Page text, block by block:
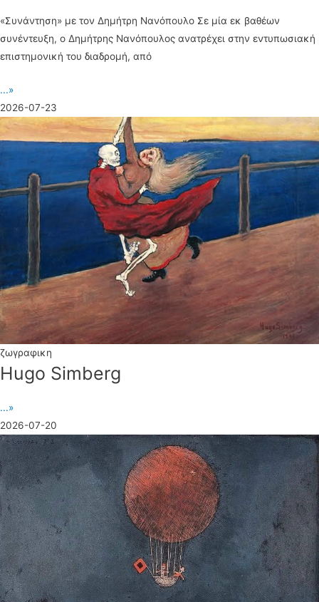
«Συνάντηση» με τον Δημήτρη Νανόπουλο Σε μία εκ βαθέων
συνέντευξη, ο Δημήτρης Νανόπουλος ανατρέχει στην εντυπωσιακή
επιστημονική του διαδρομή, από
...»
2026-07-23
ζωγραφικη
Hugo Simberg
...»
2026-07-20